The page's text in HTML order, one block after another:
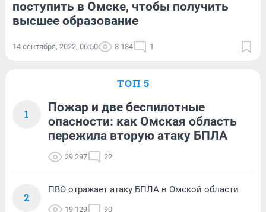
поступить в Омске, чтобы получить
высшее образование
14 сентября, 2022, 06:50 8 184 1
ТОП 5
1
Пожар и две беспилотные
опасности: как Омская область
пережила вторую атаку БПЛА
29 297 22
2
ПВО отражает атаку БПЛА в Омской области
19 129 90